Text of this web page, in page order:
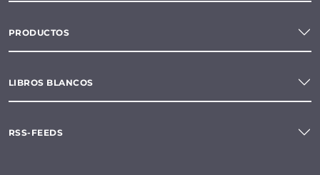
PRODUCTOS
LIBROS BLANCOS
RSS-FEEDS